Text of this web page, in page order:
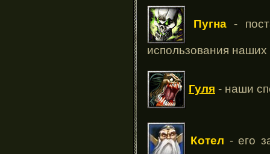
Пугна-
использования наших
Гуля - наши
Котел - его